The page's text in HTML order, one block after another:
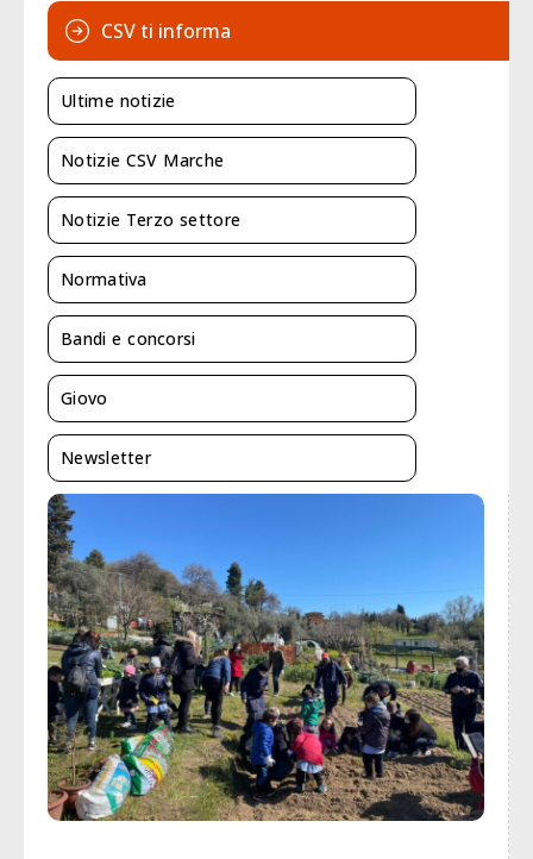
CSV ti informa
Ultime notizie
Notizie CSV Marche
Notizie Terzo settore
Normativa
Bandi e concorsi
Giovo
Newsletter